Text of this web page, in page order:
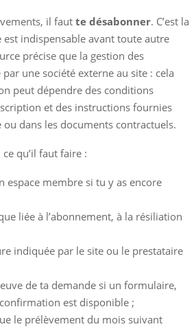
il faut te désabonner. C’est la
est indispensable avant toute autre
précise que la gestion des
une société externe au site : cela
peut dépendre des conditions
et des instructions fournies
ou dans les documents contractuels.
qu’il faut faire :
espace membre si tu y as encore
liée à l’abonnement, à la résiliation
indiquée par le site ou le prestataire
de ta demande si un formulaire,
est disponible ;
le prélèvement du mois suivant